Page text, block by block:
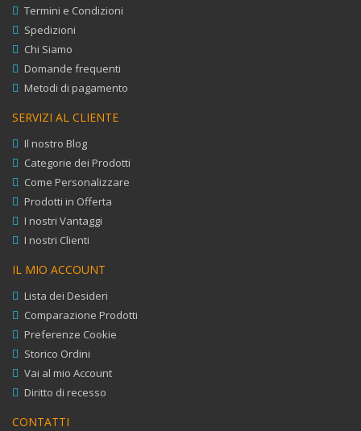
Termini e Condizioni
Spedizioni
Chi Siamo
Domande frequenti
Metodi di pagamento
SERVIZI AL CLIENTE
Il nostro Blog
Categorie dei Prodotti
Come Personalizzare
Prodotti in Offerta
I nostri Vantaggi
I nostri Clienti
IL MIO ACCOUNT
Lista dei Desideri
Comparazione Prodotti
Preferenze Cookie
Storico Ordini
Vai al mio Account
Diritto di recesso
CONTATTI